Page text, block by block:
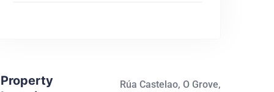
Property
Rúa Castelao, O Grove,